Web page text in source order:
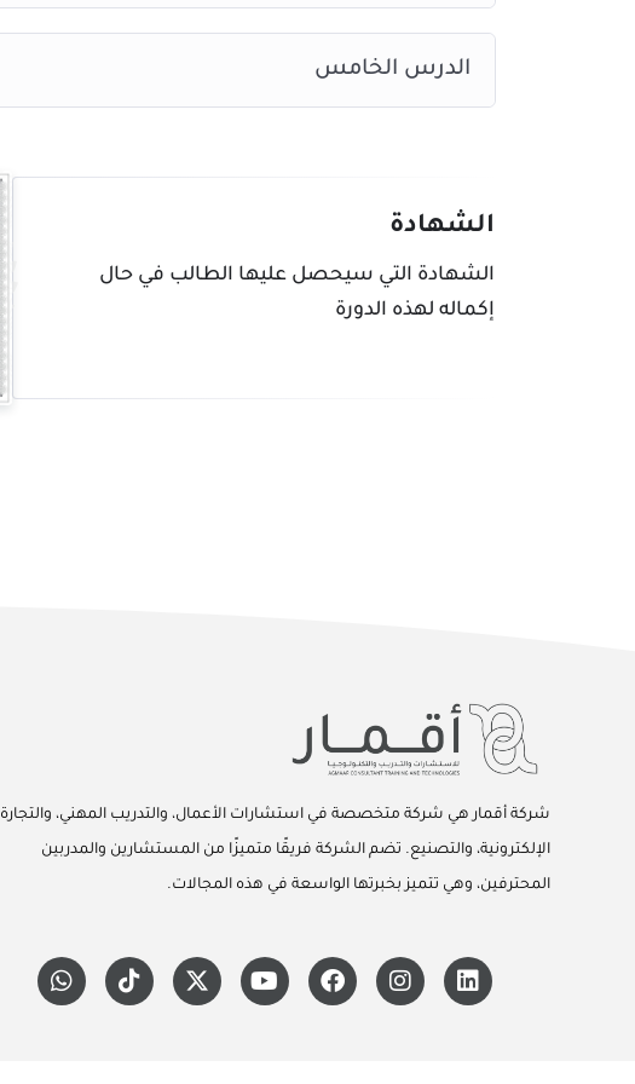
الدرس الخامس
الشهادة
الشهادة التي سيحصل عليها الطالب في حال
إكماله لهذه الدورة
شركة أقمار هي شركة متخصصة في استشارات الأعمال، والتدريب المهني، والتجارة
الإلكترونية، والتصنيع. تضم الشركة فريقًا متميزًا من المستشارين والمدربين
المحترفين، وهي تتميز بخبرتها الواسعة في هذه المجالات.
L
i
I
n
F
a
Y
o
X
-
T
i
W
h